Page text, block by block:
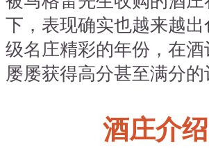
下，表现确实也越来越
级名庄精彩的年份，在
屡屡获得高分甚至满分的
酒庄介绍